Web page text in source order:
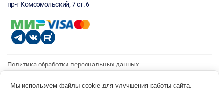
пр-т Комсомольский, 7 ст. 6
Политика обработки персональных данных
Согласие на получение рассылки
Мы используем файлы cookie для улучшения работы сайта.